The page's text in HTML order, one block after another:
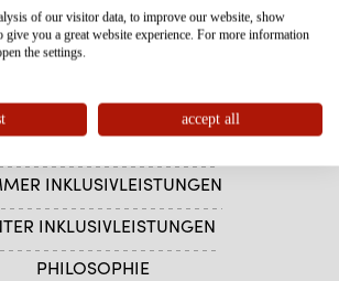
IHRE GASTGEBER
& FAQ – WISSENSWERTES
INKLUSIVLEISTUNGEN
INKLUSIVLEISTUNGEN
PHILOSOPHIE
of our visitor data, to improve our website, show
give you a great website experience. For more information
the settings.
accept all